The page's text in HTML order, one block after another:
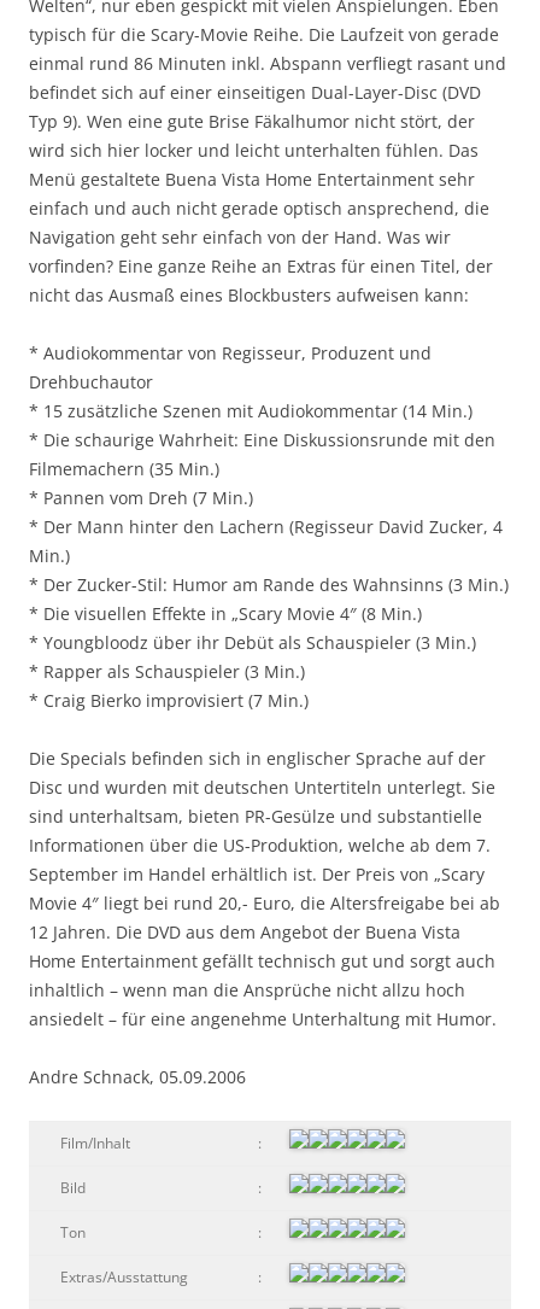
Welten“, nur eben gespickt mit vielen Anspielungen. Eben
typisch für die Scary-Movie Reihe. Die Laufzeit von gerade
einmal rund 86 Minuten inkl. Abspann verfliegt rasant und
befindet sich auf einer einseitigen Dual-Layer-Disc (DVD
Typ 9). Wen eine gute Brise Fäkalhumor nicht stört, der
wird sich hier locker und leicht unterhalten fühlen. Das
Menü gestaltete Buena Vista Home Entertainment sehr
einfach und auch nicht gerade optisch ansprechend, die
Navigation geht sehr einfach von der Hand. Was wir
vorfinden? Eine ganze Reihe an Extras für einen Titel, der
nicht das Ausmaß eines Blockbusters aufweisen kann:
* Audiokommentar von Regisseur, Produzent und
Drehbuchautor
* 15 zusätzliche Szenen mit Audiokommentar (14 Min.)
* Die schaurige Wahrheit: Eine Diskussionsrunde mit den
Filmemachern (35 Min.)
* Pannen vom Dreh (7 Min.)
* Der Mann hinter den Lachern (Regisseur David Zucker, 4
Min.)
* Der Zucker-Stil: Humor am Rande des Wahnsinns (3 Min.)
* Die visuellen Effekte in „Scary Movie 4″ (8 Min.)
* Youngbloodz über ihr Debüt als Schauspieler (3 Min.)
* Rapper als Schauspieler (3 Min.)
* Craig Bierko improvisiert (7 Min.)
Die Specials befinden sich in englischer Sprache auf der
Disc und wurden mit deutschen Untertiteln unterlegt. Sie
sind unterhaltsam, bieten PR-Gesülze und substantielle
Informationen über die US-Produktion, welche ab dem 7.
September im Handel erhältlich ist. Der Preis von „Scary
Movie 4″ liegt bei rund 20,- Euro, die Altersfreigabe bei ab
12 Jahren. Die DVD aus dem Angebot der Buena Vista
Home Entertainment gefällt technisch gut und sorgt auch
inhaltlich – wenn man die Ansprüche nicht allzu hoch
ansiedelt – für eine angenehme Unterhaltung mit Humor.
Andre Schnack, 05.09.2006
Film/Inhalt :
Bild :
Ton :
Extras/Ausstattung :